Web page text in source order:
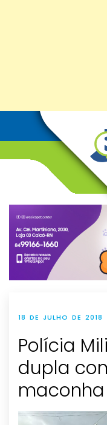
18 DE JULHO DE 2018
Polícia
dupla